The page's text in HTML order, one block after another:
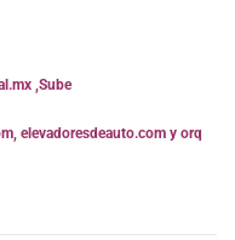
, Sube
elevadoresdeauto.com y orq